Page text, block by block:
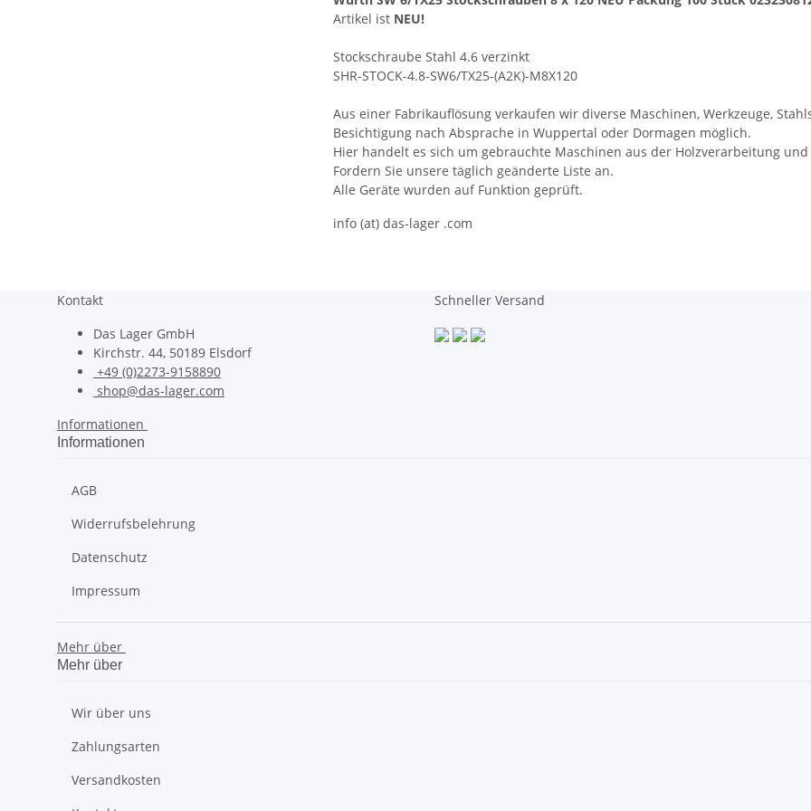
Artikel ist NEU!
Stockschraube Stahl 4.6 verzinkt
SHR-STOCK-4.8-SW6/TX25-(A2K)-M8X120
Aus einer Fabrikauflösung verkaufen wir diverse Maschinen, Werkzeuge,
Besichtigung nach Absprache in Wuppertal oder Dormagen möglich.
Hier handelt es sich um gebrauchte Maschinen aus der Holzverarbeitung
Fordern Sie unsere täglich geänderte Liste an.
Alle Geräte wurden auf Funktion geprüft.
info (at) das-lager .com
Kontakt
Das Lager GmbH
Kirchstr. 44, 50189 Elsdorf
+49 (0)2273-9158890
shop@das-lager.com
Schneller Versand
Informationen
Informationen
AGB
Widerrufsbelehrung
Datenschutz
Impressum
Mehr über
Mehr über
Wir über uns
Zahlungsarten
Versandkosten